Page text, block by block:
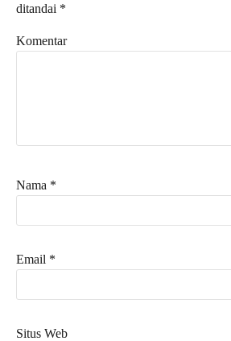
ditandai *
Komentar
Nama *
Email *
Situs Web